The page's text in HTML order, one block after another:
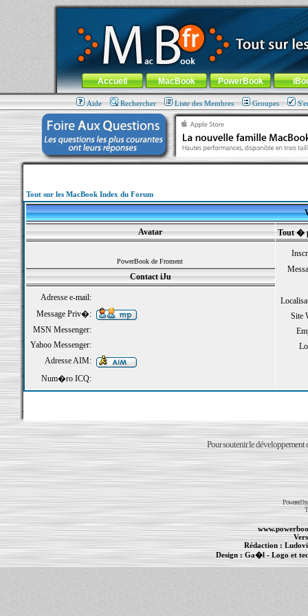
MacBook-fr.com : 100% Apple... 100% nomade !
Aller au contenu-Aller au menu général-Aller au menu de
Menu général
Accueil MacBook PowerBook
Aide Rechercher Liste des Membres Groupes
Tout sur les MacBook Index du Forum
Avatar
Tout �
PowerBook de Froment
Site
Contact iJu
Adresse e-mail:
Message Priv�:
MSN Messenger:
Yahoo Messenger:
Adresse AIM:
Num�ro ICQ:
Pour soutenir le développement
Powered
Rédaction :
Design : Ga�l - Logo et